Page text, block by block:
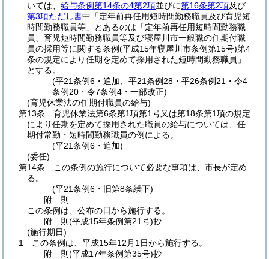
いては、 給与条例第14条の4第2項並びに第16条第2項及び
第3項ただし書中「定年前再任用短時間勤務職員及び育児短
時間勤務職員等」とあるのは「定年前再任用短時間勤務職
員、育児短時間勤務職員等及び寝屋川市一般職の任期付職
員の採用等に関する条例(平成15年寝屋川市条例第15号)第4
条の規定により任期を定めて採用された短時間勤務職員」
とする。
(平21条例6・追加、平21条例28・平26条例21・令4
条例20・令7条例4・一部改正)
(育児休業法の任期付職員の給与)
第13条
育児休業法第6条第1項第1号又は第18条第1項の規定
により任期を定めて採用された職員の給与については、任
期付常勤・短時間勤務職員の例による。
(平21条例6・追加)
(委任)
第14条
この条例の施行について必要な事項は、市長が定め
る。
(平21条例6・旧第8条繰下)
附 則
この条例は、公布の日から施行する。
附 則(平成15年条例第21号)抄
(施行期日)
1
この条例は、平成15年12月1日から施行する。
附 則(平成17年条例第35号)抄